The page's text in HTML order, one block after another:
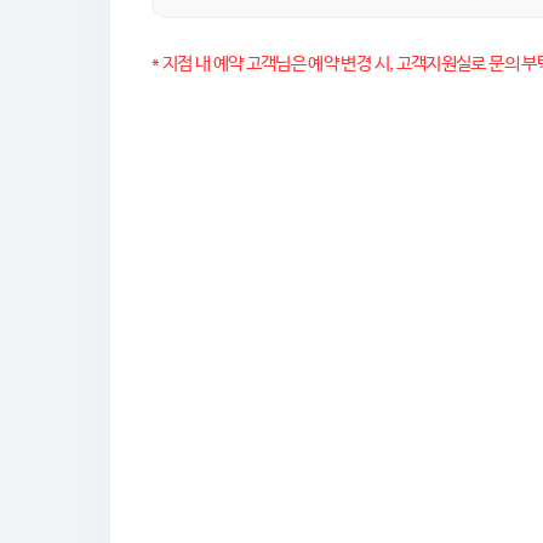
* 지점 내 예약 고객님은 예약 변경 시, 고객지원실로 문의